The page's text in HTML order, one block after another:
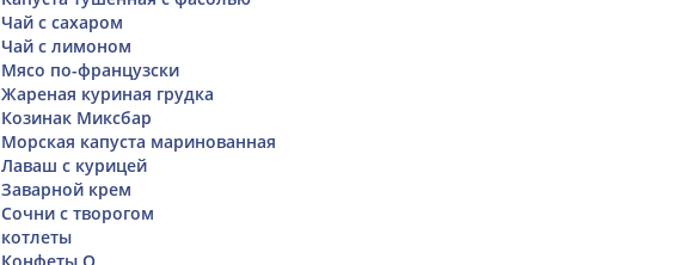
Чай с сахаром
Чай с лимоном
Мясо по-французски
Жареная куриная грудка
Козинак Миксбар
Морская капуста маринованная
Лаваш с курицей
Заварной крем
Сочни с творогом
котлеты